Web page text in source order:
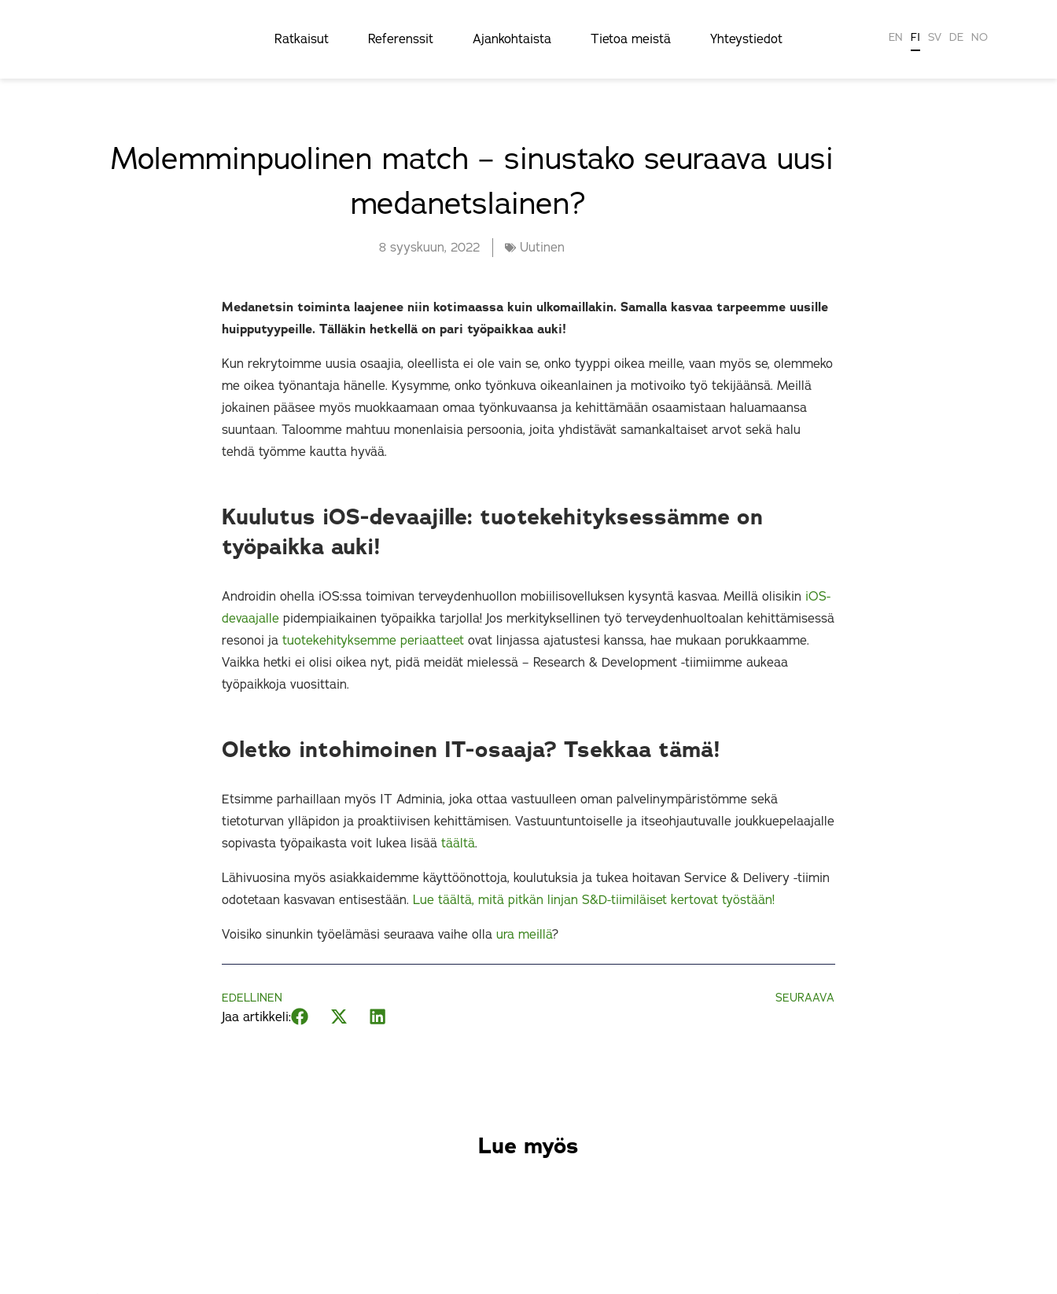
Ratkaisut Referenssit Ajankohtaista Tietoa meistä Yhteystiedot EN FI SV DE NO
Molemminpuolinen match – sinustako seuraava uusi
medanetslainen?
8 syyskuun, 2022 Uutinen
Medanetsin toiminta laajenee niin kotimaassa kuin ulkomaillakin. Samalla kasvaa tarpeemme uusille
huipputyypeille. Tälläkin hetkellä on pari työpaikkaa auki!
Kun rekrytoimme uusia osaajia, oleellista ei ole vain se, onko tyyppi oikea meille, vaan myös se, olemmeko
me oikea työnantaja hänelle. Kysymme, onko työnkuva oikeanlainen ja motivoiko työ tekijäänsä. Meillä
jokainen pääsee myös muokkaamaan omaa työnkuvaansa ja kehittämään osaamistaan haluamaansa
suuntaan. Taloomme mahtuu monenlaisia persoonia, joita yhdistävät samankaltaiset arvot sekä halu
tehdä työmme kautta hyvää.
Kuulutus iOS-devaajille: tuotekehityksessämme on
työpaikka auki!
Androidin ohella iOS:ssa toimivan terveydenhuollon mobiilisovelluksen kysyntä kasvaa. Meillä olisikin iOS-
devaajalle pidempiaikainen työpaikka tarjolla! Jos merkityksellinen työ terveydenhuoltoalan kehittämisessä
resonoi ja tuotekehityksemme periaatteet ovat linjassa ajatustesi kanssa, hae mukaan porukkaamme.
Vaikka hetki ei olisi oikea nyt, pidä meidät mielessä – Research & Development -tiimiimme aukeaa
työpaikkoja vuosittain.
Oletko intohimoinen IT-osaaja? Tsekkaa tämä!
Etsimme parhaillaan myös IT Adminia, joka ottaa vastuulleen oman palvelinympäristömme sekä
tietoturvan ylläpidon ja proaktiivisen kehittämisen. Vastuuntuntoiselle ja itseohjautuvalle joukkuepelaajalle
sopivasta työpaikasta voit lukea lisää täältä.
Lähivuosina myös asiakkaidemme käyttöönottoja, koulutuksia ja tukea hoitavan Service & Delivery -tiimin
odotetaan kasvavan entisestään. Lue täältä, mitä pitkän linjan S&D-tiimiläiset kertovat työstään!
Voisiko sinunkin työelämäsi seuraava vaihe olla ura meillä?
EDELLINEN SEURAAVA
Jaa artikkeli:
Lue myös